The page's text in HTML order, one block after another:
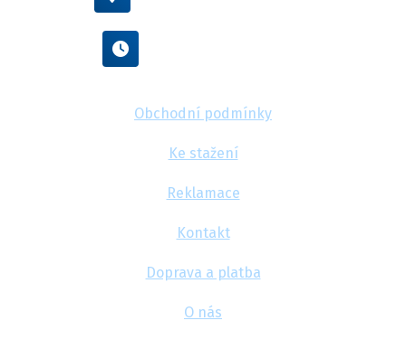
Obchodní podmínky
Ke stažení
Reklamace
Kontakt
Doprava a platba
O nás